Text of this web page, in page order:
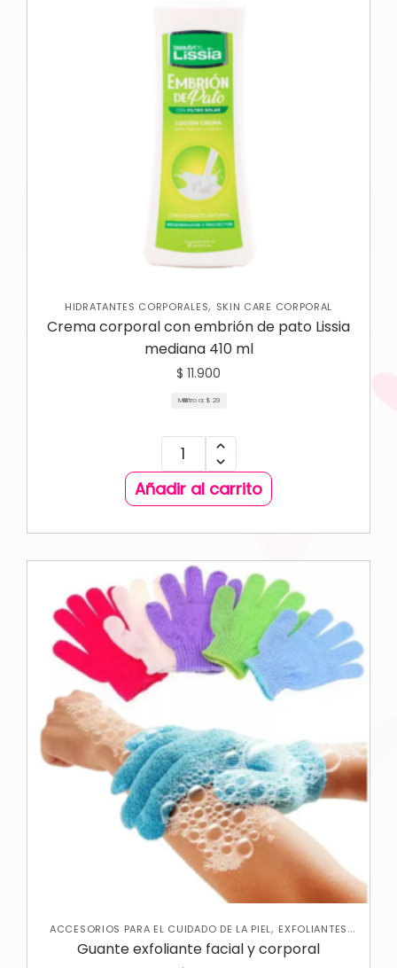
HIDRATANTES CORPORALES, SKIN CARE CORPORAL
Crema corporal con embrión de pato Lissia
mediana 410 ml
$ 11.900
Mililitro a: $ 29
Añadir al carrito
ACCESORIOS PARA EL CUIDADO DE LA PIEL, EXFOLIANTES
CORPORALES
JABONES Y EXFOLIANTES ,
SKIN CARE
CORPORAL,SKIN CARE FACIAL
Guante exfoliante facial y corporal